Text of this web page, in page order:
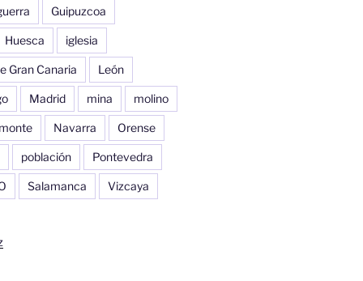
Guipuzcoa
Huesca iglesia
Gran Canaria León
Madrid mina molino
monte Navarra Orense
población Pontevedra
Salamanca Vizcaya